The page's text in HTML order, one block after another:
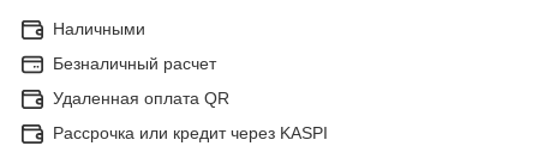
Наличными
Безналичный расчет
Удаленная оплата QR
Рассрочка или кредит через KASPI